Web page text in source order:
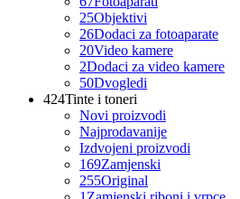
25Objektivi
26Dodaci za fotoaparate
20Video kamere
2Dodaci za video kamere
50Dvogledi
424Tinte i toneri
Novi proizvodi
Najprodavanije
Izdvojeni proizvodi
169Zamjenski
255Original